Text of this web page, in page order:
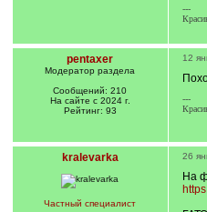
---
pentaxer
Модератор раздела
Сообщений: 210
На сайте с 2024 г.
Рейтинг: 93
12
---
kralevarka
Частный специалист
26
На